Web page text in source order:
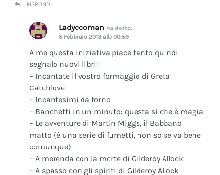
RISPONDI
Ladycooman ha detto:
5 Febbraio 2013 alle 00:59
A me questa iniziativa piace tanto quindi
segnalo nuovi libri:
– Incantate il vostro formaggio di Greta
Catchlove
– Incantesimi da forno
– Banchetti in un minuto: questa si che è magia
– Le avventure di Martin Miggs, il Babbano
matto (è una serie di fumetti, non so se va bene
comunque)
– A merenda con la morte di Gilderoy Allock
– A spasso con gli spiriti di Gilderoy Allock